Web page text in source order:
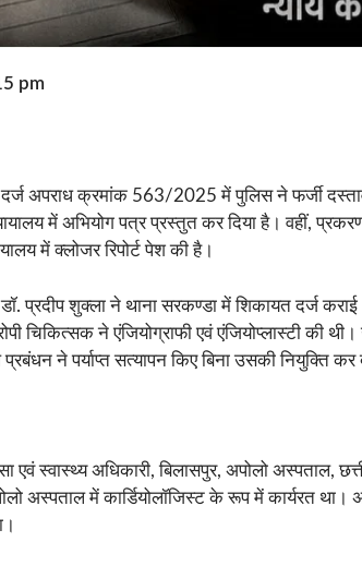
pm
अपराध क्रमांक 563/2025 में पुलिस ने फर्जी
न्यायालय में अभियोग पत्र प्रस्तुत कर दिया है।
में क्लोजर रिपोर्ट पेश की है।
शुक्ला ने थाना सरकण्डा में शिकायत दर्ज कराई
चिकित्सक ने एंजियोग्राफी एवं एंजियोप्लास्टी की
ने पर्याप्त सत्यापन किए बिना उसकी नियुक्ति कर
एवं स्वास्थ्य अधिकारी, बिलासपुर, अपोलो
अस्पताल में कार्डियोलॉजिस्ट के रूप में कार्यरत